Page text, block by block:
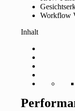
Workflow
Inhalt